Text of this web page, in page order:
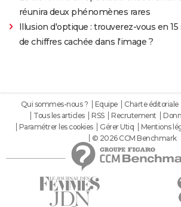
réunira deux phénomènes rares
Illusion d'optique : trouverez-vous en
de chiffres cachée dans l'image ?
Qui sommes-nous ? Equipe Charte éditoriale
Tous les articles
RSS Recrutement
Paramétrer les cookies
Gérer Utiq Mentions
© 2026 CCM Benchmark